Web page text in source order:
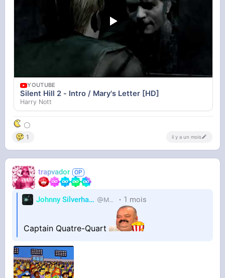
YOUTUBE
Silent Hill 2 - Intro / Mary's Letter [HD]
Harry Nott
⚪
1 il y a un mois
trapvador
Johnny Silverhand MetalHurlant 1 mois
Captain Quatre-Quart